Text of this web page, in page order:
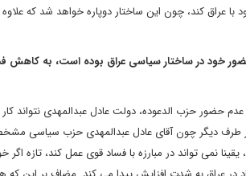
عراق کند، چون این ساختار دوپاره خواهد شد که علاوه
خود در ساختار سیاسی عراق بوده است، به کاهش
حضور حزب الدعوده، دولت عادل عبدالمهدی نتواند
که همچنان در سال 2019 این شرایط تدوام یابد. از طرف دیگر چون آقای عادل عبدالمهدی حزب
نمی تواند در مبارزه با فساد قوی عمل کند، تازه اگر